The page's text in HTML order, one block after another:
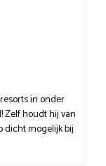
in onder
Zelf houdt hij van
dicht mogelijk bij